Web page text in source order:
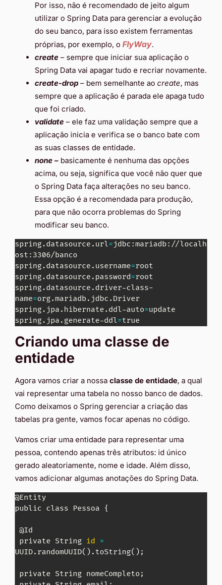
Por isso, não é recomendado de jeito algum
utilizar o Spring Data para gerenciar a evolução
do seu banco, para isso existem ferramentas
próprias, por exemplo, o FlyWay.
create – sempre que iniciar sua aplicação o
Spring Data vai apagar tudo e recriar novamente.
create-drop – bem semelhante ao create, mas
sempre que a aplicação é parada ele apaga tudo
que foi criado.
validate – ele faz uma validação sempre que a
aplicação inicia e verifica se o banco bate com
as suas classes de entidade.
none – basicamente é nenhuma das opções
acima, ou seja, significa que você não quer que
o Spring Data faça alterações no seu banco.
Essa opção é a recomendada para produção,
para que não ocorra problemas do Spring
modificar seu banco.
spring.datasource.url=jdbc:mariadb://localh
ost:3306/banco
spring.datasource.username=root
spring.datasource.password=root
spring.datasource.driver-class-
name=org.mariadb.jdbc.Driver
spring.jpa.hibernate.ddl-auto=update
spring.jpa.generate-ddl=true
Criando uma classe de
entidade
Agora vamos criar a nossa classe de entidade, a qual
vai representar uma tabela no nosso banco de dados.
Como deixamos o Spring gerenciar a criação das
tabelas pra gente, vamos focar apenas no código.
Vamos criar uma entidade para representar uma
pessoa, contendo apenas três atributos: id único
gerado aleatoriamente, nome e idade. Além disso,
vamos adicionar algumas anotações do Spring Data.
@Entity
public class Pessoa {
private String id =
UUID.randomUUID( ) .toString( ) ;
private String nomeCompleto ;